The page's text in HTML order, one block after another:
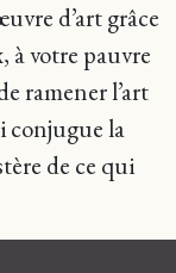
d’art grâce
à votre pauvre
ramener l’art
conjugue la
de ce qui